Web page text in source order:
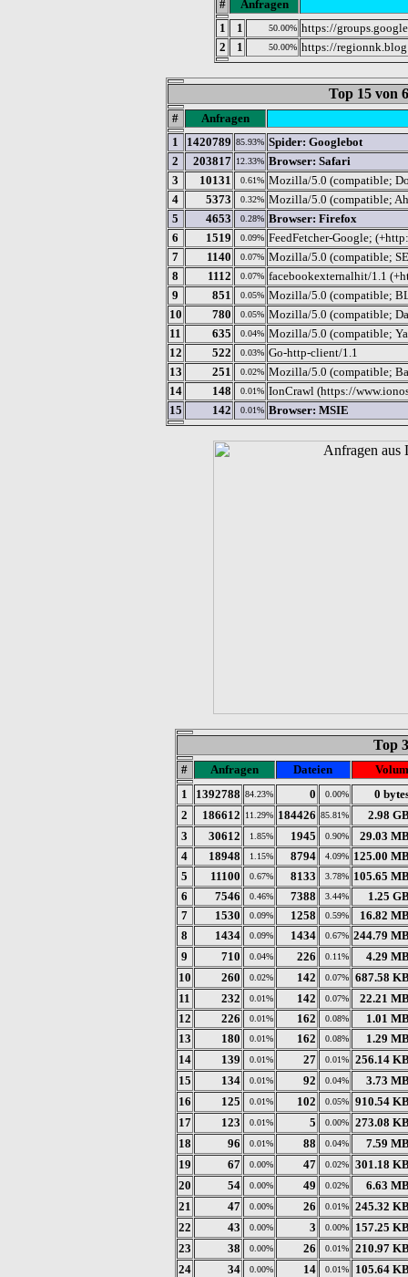
#
Anfragen
1
1 50.00% https://
2
1 50.00% https://
Top 15 von
#
Anfragen
1
1420789 85.93% Spider: Googlebot
2
203817 12.33% Browser: Safari
3
10131 0.61% Mozilla/5.0 (compatible;
4
5373 0.32% Mozilla/5.0 (compatible;
5
4653 0.28% Browser: Firefox
6
1519 0.09% FeedFetcher-Google;
7
1140 0.07% Mozilla/5.0 (compatible;
8
1112 0.07% facebookexternalhit/1.1
9
851 0.05% Mozilla/5.0 (compatible;
10
780 0.05% Mozilla/5.0 (compatible;
11
635 0.04% Mozilla/5.0 (compatible;
12
522 0.03% Go-http-client/1.1
13
251 0.02% Mozilla/5.0 (compatible;
14
148 0.01% IonCrawl (https://
15
142 0.01% Browser: MSIE
Top
# Anfragen Dateien
1
1392788 84.23% 0 0.00%
0
2
186612 11.29% 184426 85.81%
2.98
3
30612 1.85% 1945 0.90%
29.03
4
18948 1.15% 8794 4.09% 125.00
5
11100 0.67% 8133 3.78% 105.65
6
7546 0.46% 7388 3.44%
1.25
7
1530 0.09% 1258 0.59%
16.82
8
1434 0.09% 1434 0.67% 244.79
9
710 0.04% 226 0.11%
4.29
10
260 0.02% 142 0.07%
687.58
11
232 0.01% 142 0.07%
22.21
12
226 0.01% 162 0.08%
1.01
13
180 0.01% 162 0.08%
1.29
14
139 0.01% 27 0.01%
256.14
15
134 0.01% 92 0.04%
3.73
16
125 0.01% 102 0.05%
910.54
17
123 0.01% 5 0.00%
273.08
18
96 0.01% 88 0.04%
7.59
19
67 0.00% 47 0.02%
301.18
20
54 0.00% 49 0.02%
6.63
21
47 0.00% 26 0.01%
245.32
22
43 0.00% 3 0.00%
157.25
23
38 0.00% 26 0.01%
210.97
24
34 0.00% 14 0.01%
105.64